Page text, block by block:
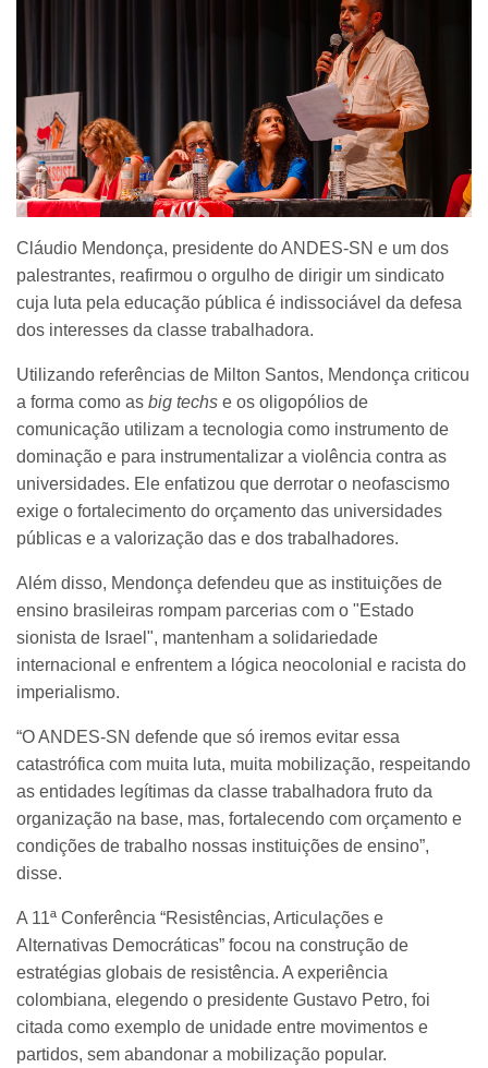
Cláudio Mendonça, presidente do ANDES-SN e um dos
palestrantes, reafirmou o orgulho de dirigir um sindicato
cuja luta pela educação pública é indissociável da defesa
dos interesses da classe trabalhadora.
Utilizando referências de Milton Santos, Mendonça criticou
a forma como as big techs e os oligopólios de
comunicação utilizam a tecnologia como instrumento de
dominação e para instrumentalizar a violência contra as
universidades. Ele enfatizou que derrotar o neofascismo
exige o fortalecimento do orçamento das universidades
públicas e a valorização das e dos trabalhadores.
Além disso, Mendonça defendeu que as instituições de
ensino brasileiras rompam parcerias com o "Estado
sionista de Israel", mantenham a solidariedade
internacional e enfrentem a lógica neocolonial e racista do
imperialismo.
“O ANDES-SN defende que só iremos evitar essa
catastrófica com muita luta, muita mobilização, respeitando
as entidades legítimas da classe trabalhadora fruto da
organização na base, mas, fortalecendo com orçamento e
condições de trabalho nossas instituições de ensino”,
disse.
A 11ª Conferência “Resistências, Articulações e
Alternativas Democráticas” focou na construção de
estratégias globais de resistência. A experiência
colombiana, elegendo o presidente Gustavo Petro, foi
citada como exemplo de unidade entre movimentos e
partidos, sem abandonar a mobilização popular.